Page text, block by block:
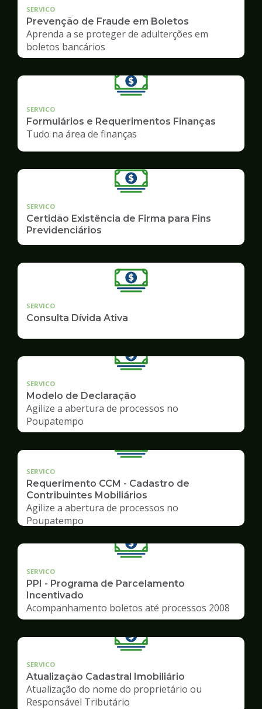
SERVICO
Prevenção de Fraude em Boletos
Aprenda a se proteger de adulterções em
boletos bancários
SERVICO
Formulários e Requerimentos Finanças
Tudo na área de finanças
SERVICO
Certidão Existência de Firma para Fins
Previdenciários
SERVICO
Consulta Dívida Ativa
SERVICO
Modelo de Declaração
Agilize a abertura de processos no
Poupatempo
SERVICO
Requerimento CCM - Cadastro de
Contribuintes Mobiliários
Agilize a abertura de processos no
Poupatempo
SERVICO
PPI - Programa de Parcelamento
Incentivado
Acompanhamento boletos até processos 2008
SERVICO
Atualização Cadastral Imobiliário
Atualização do nome do proprietário ou
Responsável Tributário